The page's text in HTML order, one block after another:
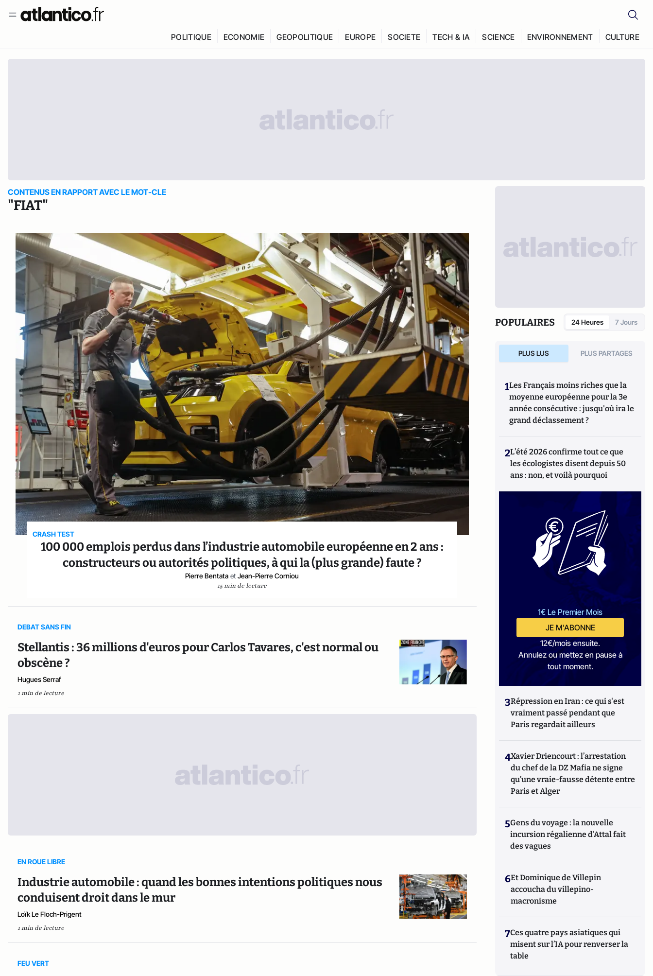
POLITIQUE ECONOMIE GEOPOLITIQUE EUROPE SOCIETE TECH & IA SCIENCE ENVIRONNEMENT CULTURE
CONTENUS EN RAPPORT AVEC LE MOT-CLE
"FIAT"
CRASH TEST
100 000 emplois perdus dans l’industrie automobile européenne en 2 ans :
constructeurs ou autorités politiques, à qui la (plus grande) faute ?
Pierre Bentata et Jean-Pierre Corniou
15 min de lecture
DEBAT SANS FIN
Stellantis : 36 millions d'euros pour Carlos Tavares, c'est normal ou
obscène ?
Hugues Serraf
1 min de lecture
EN ROUE LIBRE
Industrie automobile : quand les bonnes intentions politiques nous
conduisent droit dans le mur
Loïk Le Floch-Prigent
1 min de lecture
FEU VERT
POPULAIRES 24 Heures 7 Jours
PLUS LUS PLUS PARTAGES
1Les Français moins riches que la
moyenne européenne pour la 3e
année consécutive : jusqu'où ira le
grand déclassement ?
2L’été 2026 confirme tout ce que
les écologistes disent depuis 50
ans : non, et voilà pourquoi
1€ Le Premier Mois
JE M'ABONNE
12€/mois ensuite.
Annulez ou mettez en pause à
tout moment.
3Répression en Iran : ce qui s'est
vraiment passé pendant que
Paris regardait ailleurs
4Xavier Driencourt : l’arrestation
du chef de la DZ Mafia ne signe
qu’une vraie-fausse détente entre
Paris et Alger
5Gens du voyage : la nouvelle
incursion régalienne d'Attal fait
des vagues
6Et Dominique de Villepin
accoucha du villepino-
macronisme
7Ces quatre pays asiatiques qui
misent sur l’IA pour renverser la
table